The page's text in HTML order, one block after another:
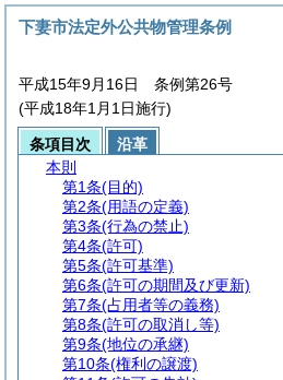
下妻市法定外公共物管理条例
平成15年9月16日 条例第26号
(平成18年1月1日施行)
条項目次
沿革
本則
第1条(目的)
第2条(用語の定義)
第3条(行為の禁止)
第4条(許可)
第5条(許可基準)
第6条(許可の期間及び更新)
第7条(占用者等の義務)
第8条(許可の取消し等)
第9条(地位の承継)
第10条(権利の譲渡)